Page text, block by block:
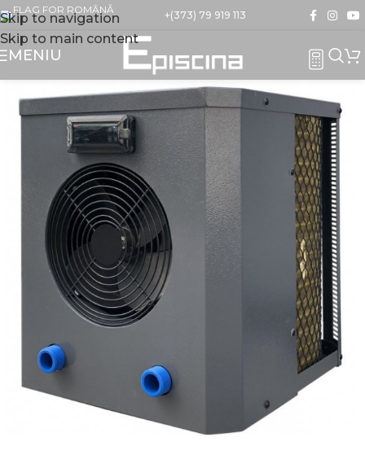
Skip to navigation
Skip to main content
+(373) 79 919 113
MENIU